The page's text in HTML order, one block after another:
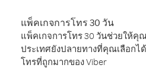
แพ็คเกจการโทร 30 วัน
แพ็คเกจการโทร 30 วันช่วยให้คุ
ประเทศยังปลายทางที่คุณเลือกไ
โทรที่ถูกมากของ Viber